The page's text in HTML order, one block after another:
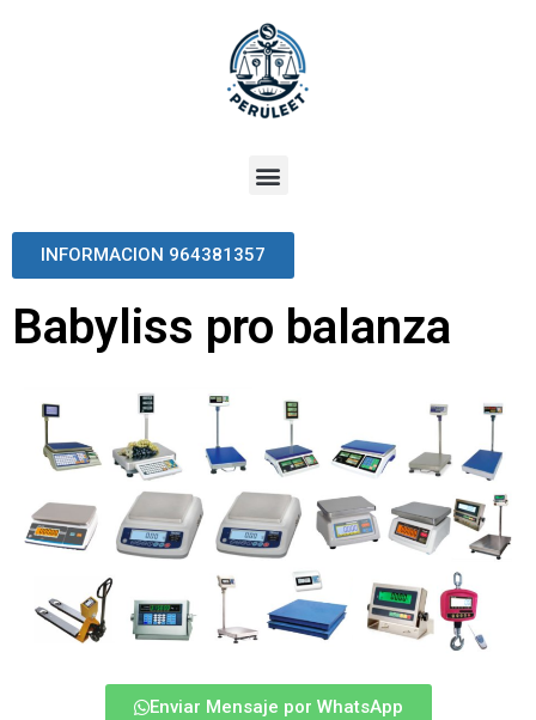
INFORMACION 964381357
Babyliss pro balanza
Enviar Mensaje por WhatsApp